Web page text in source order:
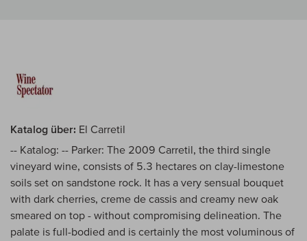
Katalog über: El Carretil
-- Katalog: -- Parker: The 2009 Carretil, the third single
vineyard wine, consists of 5.3 hectares on clay-limestone
soils set on sandstone rock. It has a very sensual bouquet
with dark cherries, creme de cassis and creamy new oak
smeared on top - without compromising delineation. The
palate is full-bodied and is certainly the most voluminous of